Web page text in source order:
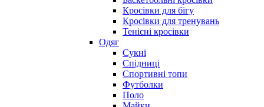
Кросівки для бігу
Кросівки для тренувань
Тенісні кросівки
Одяг
Сукні
Спідниці
Спортивні топи
Футболки
Поло